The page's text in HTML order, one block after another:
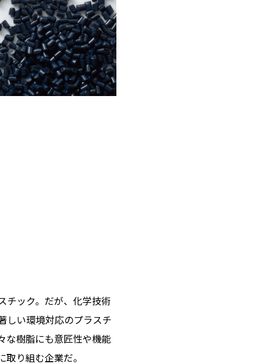
チック。だが、化学技術
しい環境対応のプラスチ
な樹脂にも意匠性や機能
り組む企業だ。